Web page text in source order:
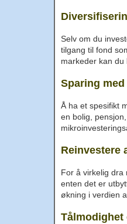
Selv om du
tilgang til fond
markeder kan du
Sparing med
Å ha et spesifikt
en bolig,
Reinvestere
For å virkelig dra
enten det er
økning i verdien